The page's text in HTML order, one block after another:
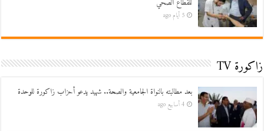
للقطاع الصحي
5 أيام ago
زاكورة TV
بعد مطالبته بالنواة الجامعية والصحة.. شهيد يدعو أحزاب زاكورة للوحدة
4 أسابيع ago